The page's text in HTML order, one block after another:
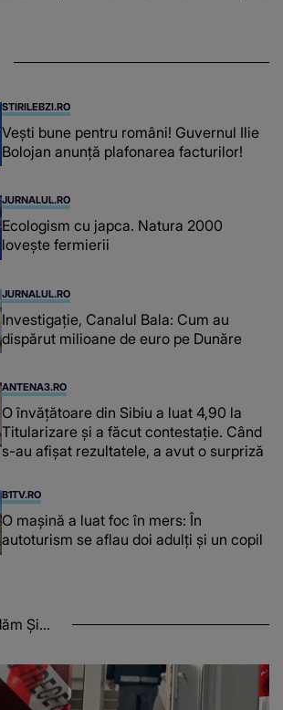
STIRILEBZI.RO
Vești bune pentru români! Guvernul Ilie
Bolojan anunță plafonarea facturilor!
JURNALUL.RO
Ecologism cu japca. Natura 2000
lovește fermierii
JURNALUL.RO
Investigație, Canalul Bala: Cum au
dispărut milioane de euro pe Dunăre
ANTENA3.RO
O învățătoare din Sibiu a luat 4,90 la
Titularizare și a făcut contestație. Când
s-au afișat rezultatele, a avut o surpriză
B1TV.RO
O maşină a luat foc în mers: În
autoturism se aflau doi adulți și un copil
Și...